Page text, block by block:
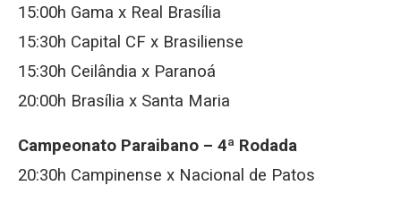
15:00h Gama x Real Brasília
15:30h Capital CF x Brasiliense
15:30h Ceilândia x Paranoá
20:00h Brasília x Santa Maria
Campeonato Paraibano – 4ª Rodada
20:30h Campinense x Nacional de Patos